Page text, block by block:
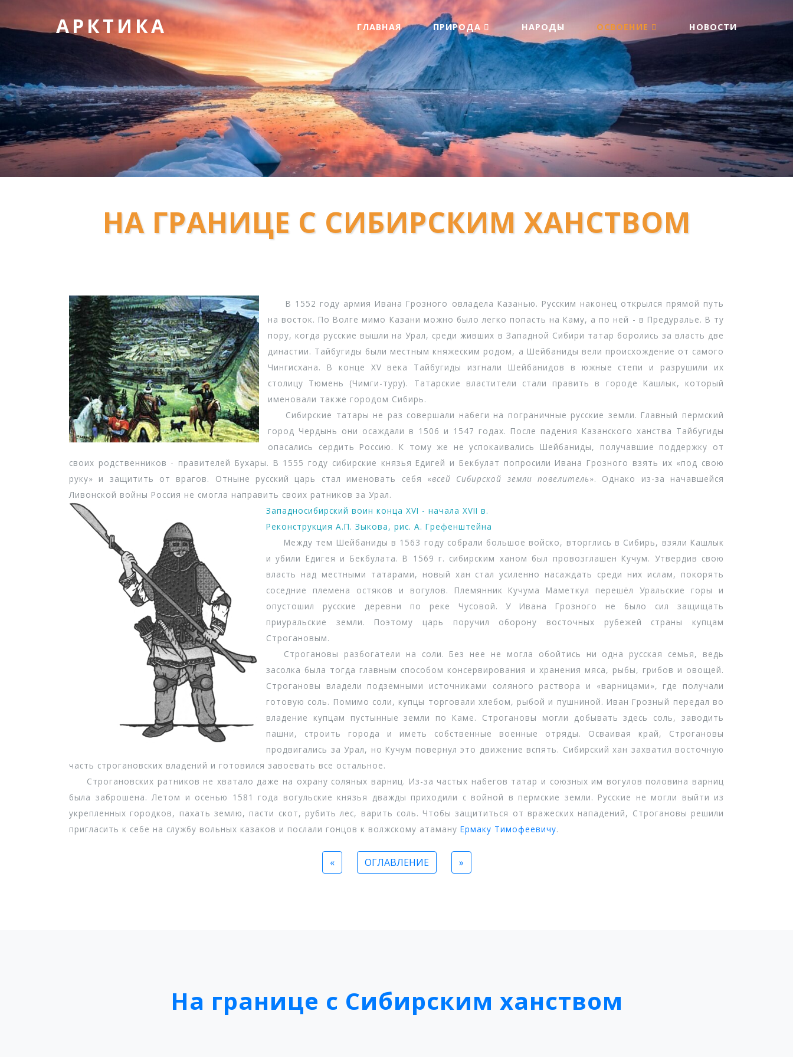
АРКТИКА ГЛАВНАЯ ПРИРОДА НАРОДЫ ОСВОЕНИЕ НОВОСТИ
НА ГРАНИЦЕ С СИБИРСКИМ ХАНСТВОМ
В 1552 году армия Ивана Грозного овладела Казанью. Русским наконец открылся прямой путь
на восток. По Волге мимо Казани можно было легко попасть на Каму, а по ней - в Предуралье. В ту
пору, когда русские вышли на Урал, среди живших в Западной Сибири татар боролись за власть две
династии. Тайбугиды были местным княжеским родом, а Шейбаниды вели происхождение от самого
Чингисхана. В конце XV века Тайбугиды изгнали Шейбанидов в южные степи и разрушили их
столицу Тюмень (Чимги-туру). Татарские властители стали править в городе Кашлык, который
именовали также городом Сибирь.
Сибирские татары не раз совершали набеги на пограничные русские земли. Главный пермский
город Чердынь они осаждали в 1506 и 1547 годах. После падения Казанского ханства Тайбугиды
опасались сердить Россию. К тому же не успокаивались Шейбаниды, получавшие поддержку от
своих родственников - правителей Бухары. В 1555 году сибирские князья Едигей и Бекбулат попросили Ивана Грозного взять их «под свою
руку» и защитить от врагов. Отныне русский царь стал именовать себя «всей Сибирской земли повелитель». Однако из-за начавшейся
Ливонской войны Россия не смогла направить своих ратников за Урал.
Западносибирский воин конца XVI - начала XVII в.
Реконструкция А.П. Зыкова, рис. А. Грефенштейна
Между тем Шейбаниды в 1563 году собрали большое войско, вторглись в Сибирь, взяли Кашлык
и убили Едигея и Бекбулата. В 1569 г. сибирским ханом был провозглашен Кучум. Утвердив свою
власть над местными татарами, новый хан стал усиленно насаждать среди них ислам, покорять
соседние племена остяков и вогулов. Племянник Кучума Маметкул перешёл Уральские горы и
опустошил русские деревни по реке Чусовой. У Ивана Грозного не было сил защищать
приуральские земли. Поэтому царь поручил оборону восточных рубежей страны купцам
Строгановым.
Строгановы разбогатели на соли. Без нее не могла обойтись ни одна русская семья, ведь
засолка была тогда главным способом консервирования и хранения мяса, рыбы, грибов и овощей.
Строгановы владели подземными источниками соляного раствора и «варницами», где получали
готовую соль. Помимо соли, купцы торговали хлебом, рыбой и пушниной. Иван Грозный передал во
владение купцам пустынные земли по Каме. Строгановы могли добывать здесь соль, заводить
пашни, строить города и иметь собственные военные отряды. Осваивая край, Строгановы
продвигались за Урал, но Кучум повернул это движение вспять. Сибирский хан захватил восточную
часть строгановских владений и готовился завоевать все остальное.
Строгановских ратников не хватало даже на охрану соляных варниц. Из-за частых набегов татар и союзных им вогулов половина варниц
была заброшена. Летом и осенью 1581 года вогульские князья дважды приходили с войной в пермские земли. Русские не могли выйти из
укрепленных городков, пахать землю, пасти скот, рубить лес, варить соль. Чтобы защититься от вражеских нападений, Строгановы решили
пригласить к себе на службу вольных казаков и послали гонцов к волжскому атаману Ермаку Тимофеевичу.
« ОГЛАВЛЕНИЕ »
На границе с Сибирским ханством